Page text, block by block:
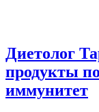
Диетолог
продукты
иммунитет